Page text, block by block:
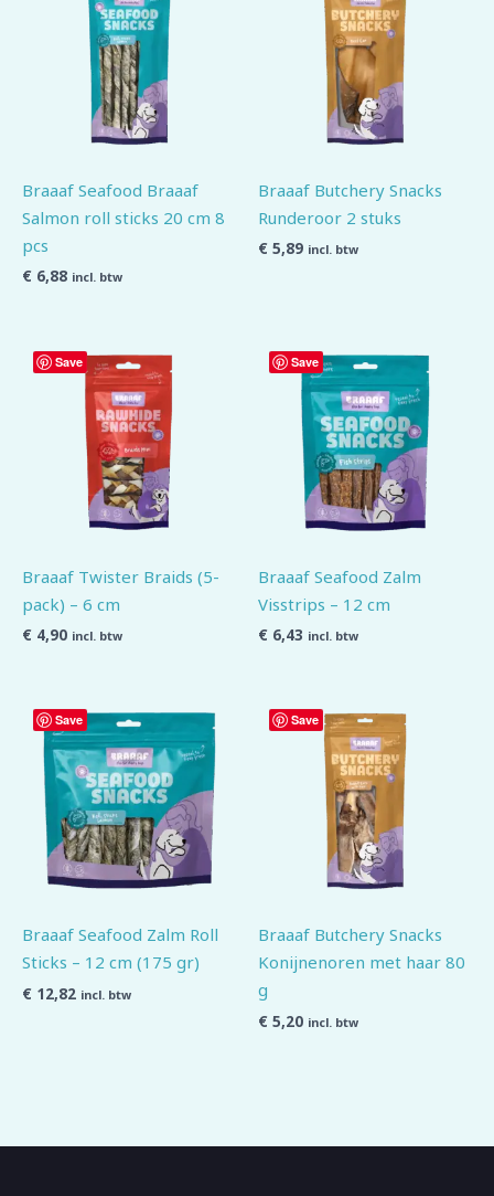
Braaaf Seafood Braaaf
Salmon roll sticks 20 cm 8
pcs
€ 6,88 incl. btw
Braaaf Butchery Snacks
Runderoor 2 stuks
€ 5,89 incl. btw
Save
Braaaf Twister Braids (5-
pack) – 6 cm
€ 4,90 incl. btw
Save
Braaaf Seafood Zalm
Visstrips – 12 cm
€ 6,43 incl. btw
Save
Braaaf Seafood Zalm Roll
Sticks – 12 cm (175 gr)
€ 12,82 incl. btw
Save
Braaaf Butchery Snacks
Konijnenoren met haar 80
g
€ 5,20 incl. btw